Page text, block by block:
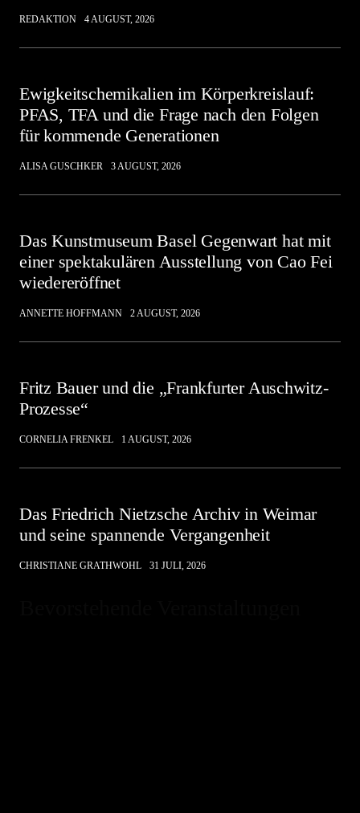
REDAKTION 4 AUGUST, 2026
Ewigkeitschemikalien im Körperkreislauf:
PFAS, TFA und die Frage nach den Folgen
für kommende Generationen
ALISA GUSCHKER 3 AUGUST, 2026
Das Kunstmuseum Basel Gegenwart hat mit
einer spektakulären Ausstellung von Cao Fei
wiedereröffnet
ANNETTE HOFFMANN 2 AUGUST, 2026
Fritz Bauer und die „Frankfurter Auschwitz-
Prozesse“
CORNELIA FRENKEL 1 AUGUST, 2026
Das Friedrich Nietzsche Archiv in Weimar
und seine spannende Vergangenheit
CHRISTIANE GRATHWOHL 31 JULI, 2026